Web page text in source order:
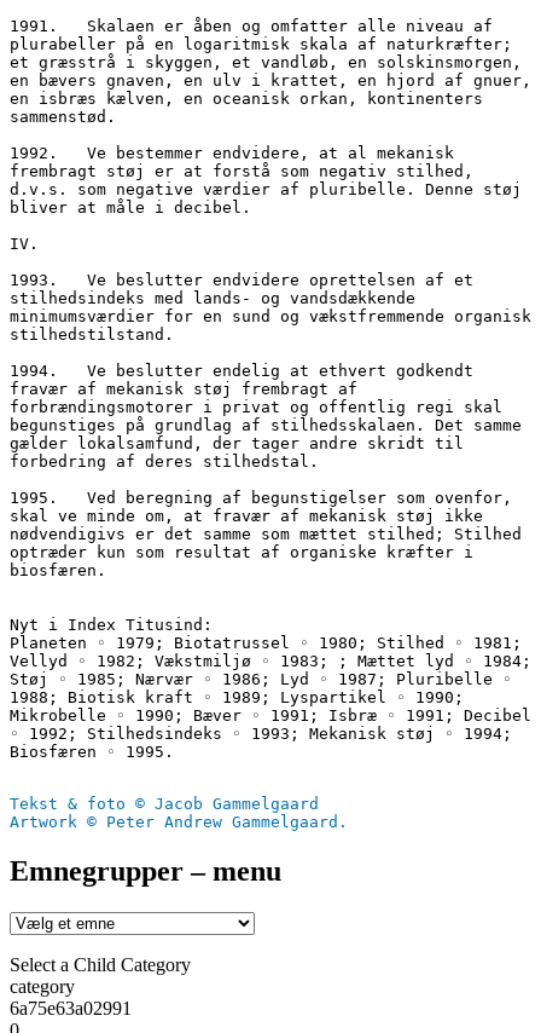
1991.	Skalaen er åben og omfatter alle niveau af
plurabeller på en logaritmisk skala af naturkræfter;
et græsstrå i skyggen, et vandløb, en solskinsmorgen,
en bævers gnaven, en ulv i krattet, en hjord af gnuer,
en isbræs kælven, en oceanisk orkan, kontinenters
sammenstød.
1992.	Ve bestemmer endvidere, at al mekanisk
frembragt støj er at forstå som negativ stilhed,
d.v.s. som negative værdier af pluribelle. Denne støj
bliver at måle i decibel.
IV.
1993.	Ve beslutter endvidere oprettelsen af et
stilhedsindeks med lands- og vandsdækkende
minimumsværdier for en sund og vækstfremmende organisk
stilhedstilstand.
1994.	Ve beslutter endelig at ethvert godkendt
fravær af mekanisk støj frembragt af
forbrændingsmotorer i privat og offentlig regi skal
begunstiges på grundlag af stilhedsskalaen. Det samme
gælder lokalsamfund, der tager andre skridt til
forbedring af deres stilhedstal.
1995.	Ved beregning af begunstigelser som ovenfor,
skal ve minde om, at fravær af mekanisk støj ikke
nødvendigivs er det samme som mættet stilhed; Stilhed
optræder kun som resultat af organiske kræfter i
biosfæren.
Nyt i Index Titusind:
Planeten ◦ 1979; Biotatrussel ◦ 1980; Stilhed ◦ 1981;
Vellyd ◦ 1982; Vækstmiljø ◦ 1983; ; Mættet lyd ◦ 1984;
Støj ◦ 1985; Nærvær ◦ 1986; Lyd ◦ 1987; Pluribelle ◦
1988; Biotisk kraft ◦ 1989; Lyspartikel ◦ 1990;
Mikrobelle ◦ 1990; Bæver ◦ 1991; Isbræ ◦ 1991; Decibel
◦ 1992; Stilhedsindeks ◦ 1993; Mekanisk støj ◦ 1994;
Biosfæren ◦ 1995.
Tekst & foto © Jacob Gammelgaard
Artwork © Peter Andrew Gammelgaard.
Emnegrupper – menu
Select a Child Category
category
6a75e63a02991